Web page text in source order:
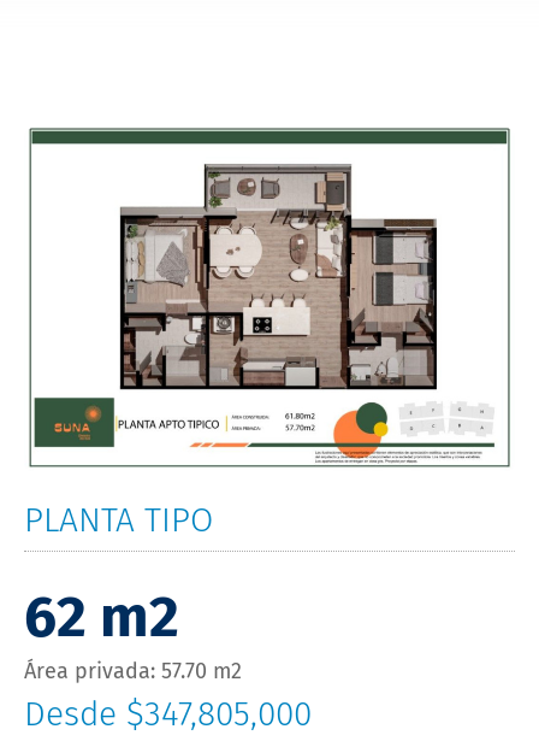
PLANTA TIPO
62 m2
Área privada: 57.70 m2
Desde $347,805,000